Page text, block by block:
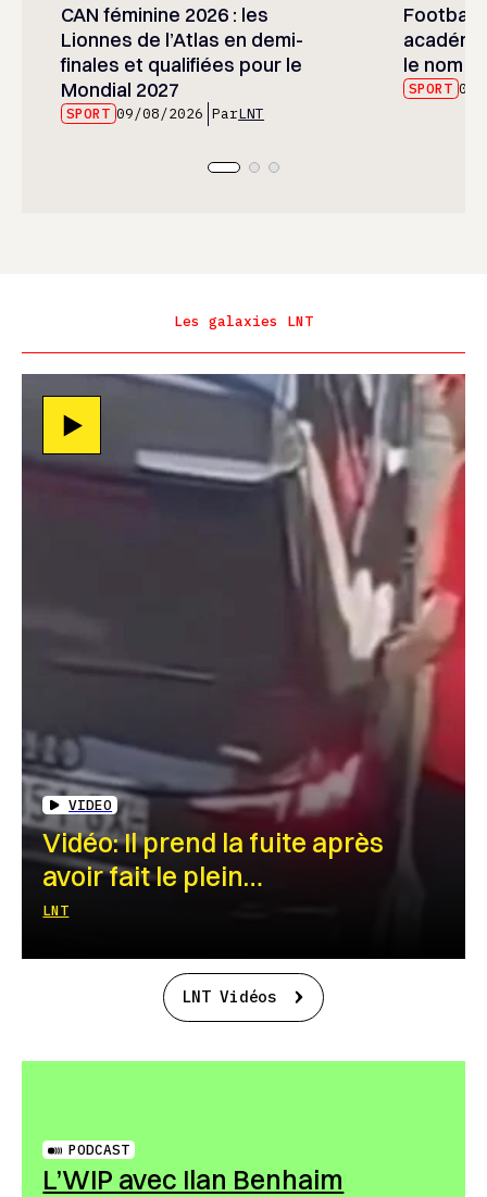
CAN féminine 2026 : les
Lionnes de l’Atlas en demi-
finales et qualifiées pour le
Mondial 2027
SPORT 09/08/2026 ParLNT
Football
le nom
SPORT 09/
Les galaxies LNT
VIDEO
Vidéo: Il prend la fuite après
avoir fait le plein…
LNT
LNT Vidéos
PODCAST
L’WIP avec Ilan Benhaim